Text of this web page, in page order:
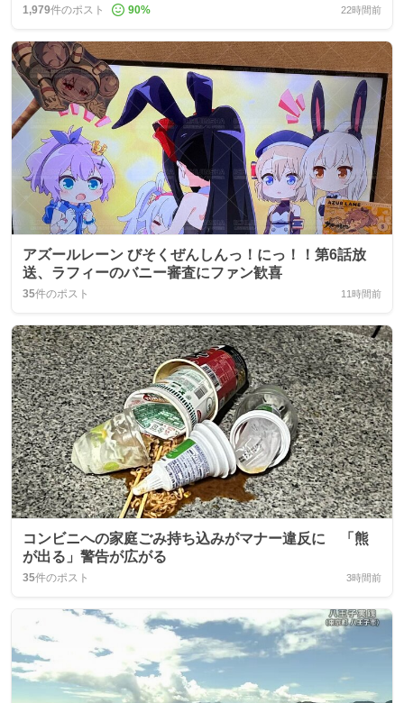
1,979件のポスト 90% 22時間前
アズールレーン びそくぜんしんっ！にっ！！第6話放
送、ラフィーのバニー審査にファン歓喜
35件のポスト 11時間前
コンビニへの家庭ごみ持ち込みがマナー違反に 「熊
が出る」警告が広がる
35件のポスト 3時間前